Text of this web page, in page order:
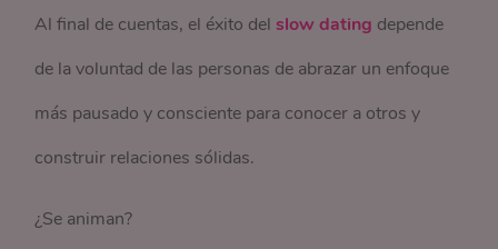
Al final de cuentas, el éxito delslow dating depende
de la voluntad de las personas de abrazar un enfoque
más pausado y consciente para conocer a otros y
construir relaciones sólidas.
¿Se animan?